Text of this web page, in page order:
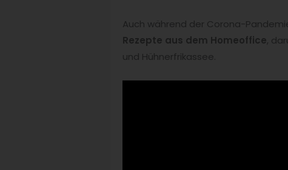
Auch während der Corona-
Rezepte aus dem Homeoffice,
und Hühnerfrikassee.